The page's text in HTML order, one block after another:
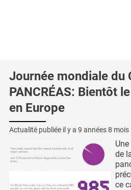
Journée mondiale du
PANCRÉAS: Bientôt
en Europe
Actualité publiée il y a 9 années 8 mois
de
ce